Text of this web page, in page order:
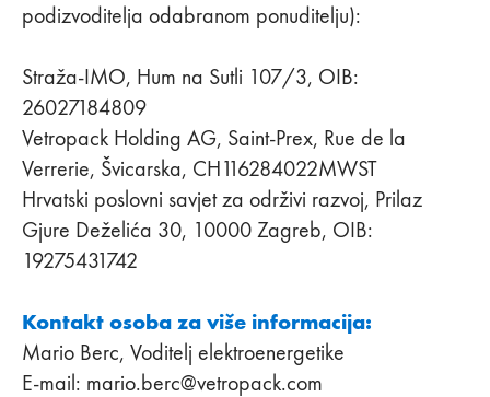
podizvoditelja odabranom ponuditelju):
Straža-IMO, Hum na Sutli 107/3, OIB:
26027184809
Vetropack Holding AG, Saint-Prex, Rue de la
Verrerie, Švicarska, CH116284022MWST
Hrvatski poslovni savjet za održivi razvoj, Prilaz
Gjure Deželića 30, 10000 Zagreb, OIB:
19275431742
Kontakt osoba za više informacija:
Mario Berc, Voditelj elektroenergetike
E-mail: mario.berc@vetropack.com